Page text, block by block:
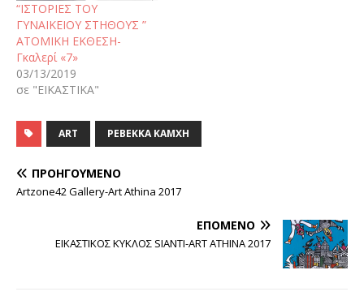
“ΙΣΤΟΡΙΕΣ ΤΟΥ
ΓΥΝΑΙΚΕΙΟΥ ΣΤΗΘΟΥΣ ”
ΑΤΟΜΙΚΗ ΕΚΘΕΣΗ-
Γκαλερί «7»
03/13/2019
σε "ΕΙΚΑΣΤΙΚΑ"
ART ΡΕΒΕΚΚΑ ΚΑΜΧΗ
ΠΡΟΗΓΟΎΜΕΝΟ
Artzone42 Gallery-Art Athina 2017
ΕΠΌΜΕΝΟ
ΕΙΚΑΣΤΙΚΟΣ ΚΥΚΛΟΣ SIANTI-ART ATHINA 2017